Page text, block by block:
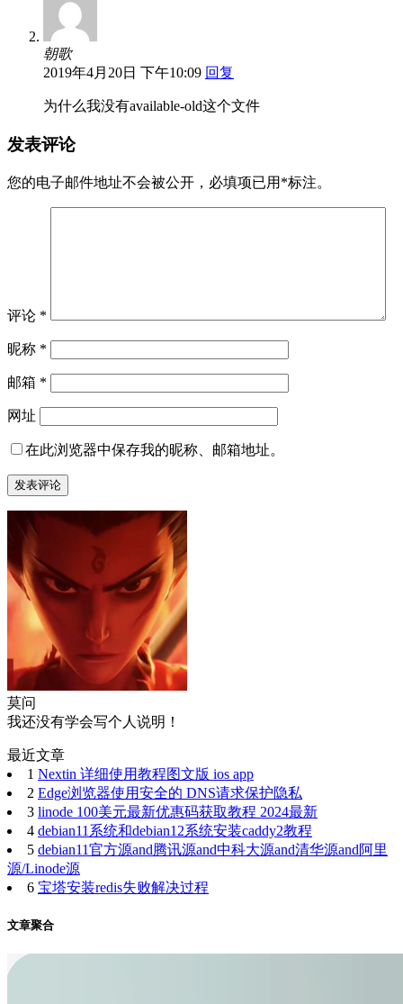
朝歌
2019年4月20日 下午10:09 回复
为什么我没有available-old这个文件
发表评论
您的电子邮件地址不会被公开， 必填项已用 *标注。
评论 *
昵称 *
邮箱 *
网址
在此浏览器中保存我的昵称、邮箱地址。
莫问
我还没有学会写个人说明！
最近文章
1 Nextin 详细使用教程图文版 ios app
2 Edge浏览器使用安全的 DNS请求保护隐私
3 linode 100美元最新优惠码获取教程 2024最新
4 debian11系统和debian12系统安装caddy2教程
5 debian11官方源and腾讯源and中科大源and清华源and阿里
源/Linode源
6 宝塔安装redis失败解决过程
文章聚合